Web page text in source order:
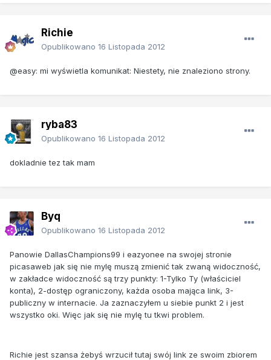
Richie
Opublikowano 16 Listopada 2012
@easy: mi wyświetla komunikat: Niestety, nie znaleziono strony.
ryba83
Opublikowano 16 Listopada 2012
dokladnie tez tak mam
Byq
Opublikowano 16 Listopada 2012
Panowie DallasChampions99 i eazyonee na swojej stronie
picasaweb jak się nie mylę muszą zmienić tak zwaną widoczność,
w zakładce widoczność są trzy punkty: 1-Tylko Ty (właściciel
konta), 2-dostęp ograniczony, każda osoba mająca link, 3-
publiczny w internacie. Ja zaznaczyłem u siebie punkt 2 i jest
wszystko oki. Więc jak się nie mylę tu tkwi problem.
Richie jest szansa żebyś wrzucił tutaj swój link ze swoim zbiorem